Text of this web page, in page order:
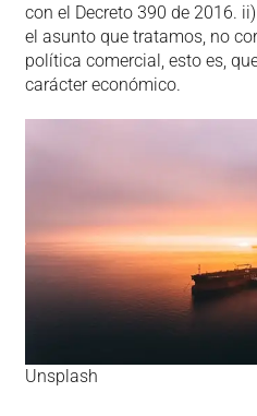
con el Decreto 390 de 2016.
el asunto que tratamos, no
política comercial, esto es,
carácter económico.
Unsplash